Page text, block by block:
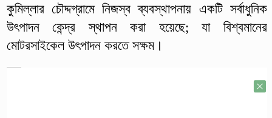
কুমিল্লার চৌদ্দগ্রামে নিজস্ব ব্যবস্থাপনায় একটি সর্বাধুনিক
উৎপাদন কেন্দ্র স্থাপন করা হয়েছে; যা বিশ্বমানের
মোটরসাইকেল উৎপাদন করতে সক্ষম।